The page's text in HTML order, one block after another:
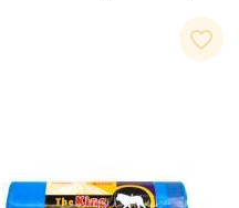
favorite_border